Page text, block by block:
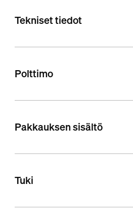
Tekniset tiedot
Polttimo
Pakkauksen sisältö
Tuki